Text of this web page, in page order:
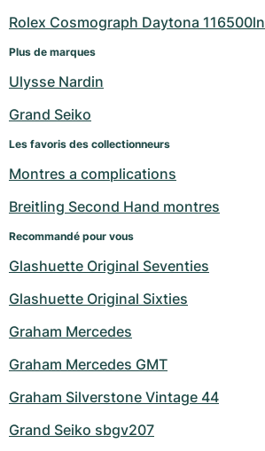
Rolex Cosmograph Daytona 116500ln
Plus de marques
Ulysse Nardin
Grand Seiko
Les favoris des collectionneurs
Montres a complications
Breitling Second Hand montres
Recommandé pour vous
Glashuette Original Seventies
Glashuette Original Sixties
Graham Mercedes
Graham Mercedes GMT
Graham Silverstone Vintage 44
Grand Seiko sbgv207